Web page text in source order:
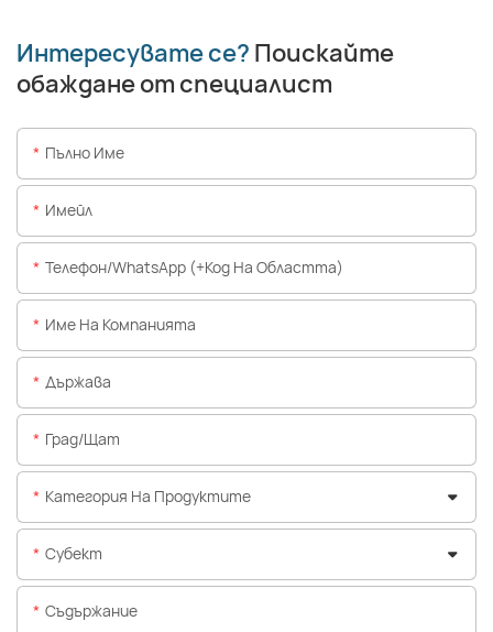
Интересувате се? Поискайте
обаждане от специалист
Пълно Име
Имейл
Телефон/WhatsApp (+Код На Областта)
Име На Компанията
Държава
Град/щат
Категория На Продуктите
Субект
Съдържание